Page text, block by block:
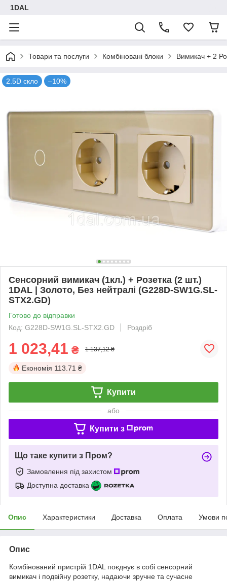
1DAL
Товари та послуги Комбіновані блоки Вимикач + 2
2.5D скло –10%
Сенсорний вимикач (1кл.) + Розетка (2 шт.)
1DAL | Золото, Без нейтралі (G228D-SW1G.SL-
STX2.GD)
Готово до відправки
Код: G228D-SW1G.SL-STX2.GD
Роздріб
1 023,41 ₴ 1 137,12 ₴
Економія 113.71 ₴
Купити
або
Купити з
Що таке купити з Пром?
Замовлення під захистом
Доступна доставка
Опис Характеристики Доставка Оплата Умови
Опис
Комбінований пристрій 1DAL поєднує в собі сенсорний
вимикач і подвійну розетку, надаючи зручне та сучасне